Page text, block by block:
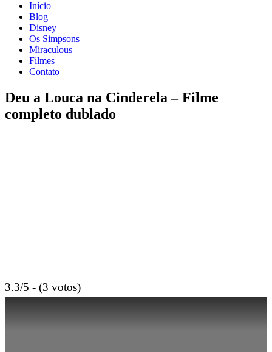
Início
Blog
Disney
Os Simpsons
Miraculous
Filmes
Contato
Deu a Louca na Cinderela – Filme
completo dublado
3.3/5 - (3 votos)